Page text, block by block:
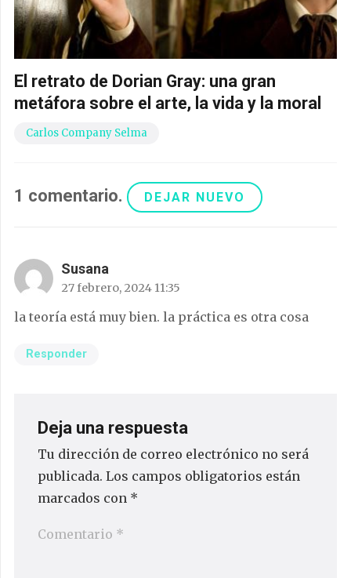
El retrato de Dorian Gray: una gran
metáfora sobre el arte, la vida y la moral
Carlos Company Selma
1 comentario. DEJAR NUEVO
Susana
27 febrero, 2024 11:35
la teoría está muy bien. la práctica es otra cosa
Responder
Deja una respuesta
Tu dirección de correo electrónico no será
publicada. Los campos obligatorios están
marcados con *